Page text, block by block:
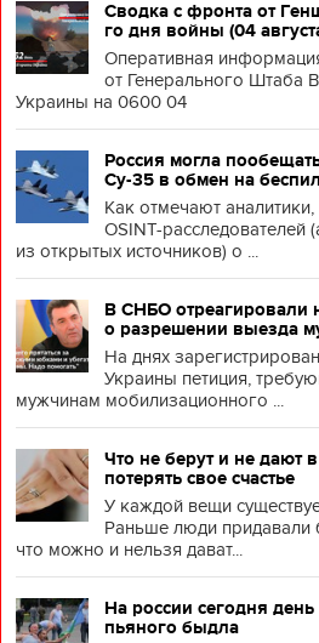
Сводка с фронта от
го дня войны (04
Оперативная
от Генерального Штаба
Украины на 0600 04
Россия могла
Су-35 в обмен на
Как отмечают
OSINT-расследователей
из открытых источников) о ...
В СНБО отреагировали
о разрешении выезда
На днях
Украины петиция,
мужчинам мобилизационного ...
Что не берут и не дают
потерять свое счастье
У каждой вещи
Раньше люди придавали
что можно и нельзя дават...
На россии сегодня
пьяного быдла